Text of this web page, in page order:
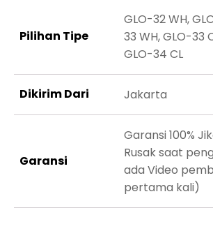
Pilihan Tipe
GLO-32 WH,
33 WH, GLO-33
GLO-34 CL
Dikirim Dari Jakarta
Garansi
Garansi 100%
Rusak saat
ada Video
pertama kali)